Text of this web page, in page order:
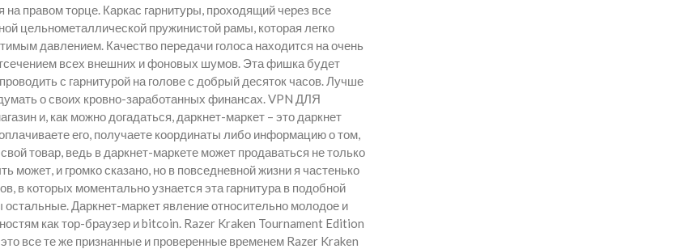
правом торце. Каркас гарнитуры, проходящий через все
цельнометаллической пружинистой рамы, которая легко
давлением. Качество передачи голоса находится на очень
всех внешних и фоновых шумов. Эта фишка будет
с гарнитурой на голове с добрый десяток часов. Лучше
о своих кровно-заработанных финансах. VPN ДЛЯ
и, как можно догадаться, даркнет-маркет – это даркнет
его, получаете координаты либо информацию о том,
товар, ведь в даркнет-маркете может продаваться не только
и громко сказано, но в повседневной жизни я частенько
которых моментально узнается эта гарнитура в подобной
Даркнет-маркет явление относительно молодое и
как тор-браузер и bitcoin. Razer Kraken Tournament Edition
все те же признанные и проверенные временем Razer Kraken